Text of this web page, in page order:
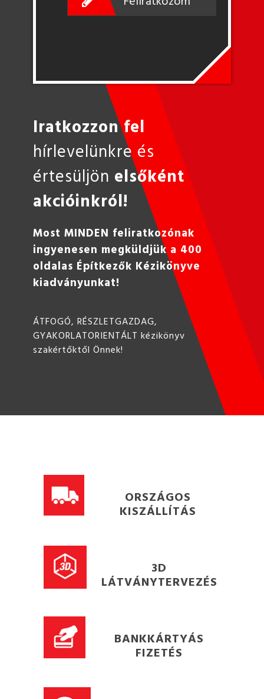
Iratkozzon fel
hírlevelünkre és
értesüljön elsőként
akcióinkról!
Most MINDEN feliratkozónak
ingyenesen megküldjük a 400
oldalas Építkezők Kézikönyve
kiadványunkat!
ÁTFOGÓ, RÉSZLETGAZDAG,
GYAKORLATORIENTÁLT kézikönyv
szakértőktől Önnek!
ORSZÁGOS
KISZÁLLÍTÁS
3D
LÁTVÁNYTERVEZÉS
BANKKÁRTYÁS
FIZETÉS